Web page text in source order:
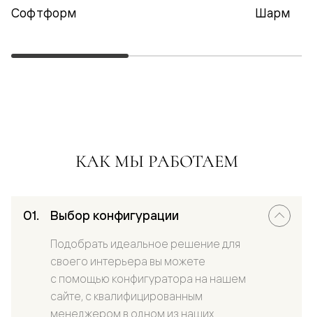
Софтформ Шарм
КАК МЫ РАБОТАЕМ
Выбор конфигурации
Подобрать идеальное решение для
своего интерьера вы можете
с помощью конфигуратора на нашем
сайте, с квалифицированным
менеджером в одном из наших